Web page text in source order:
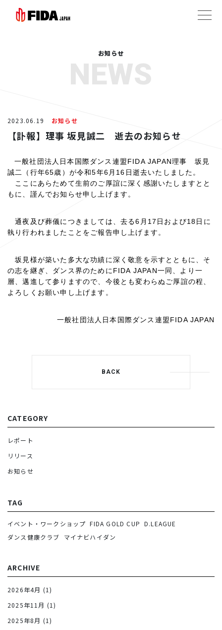
お知らせ
NEWS
2023.06.19 お知らせ
【訃報】理事 坂見誠二 逝去のお知らせ
一般社団法人日本国際ダンス連盟FIDA JAPAN理事 坂見
誠二（行年65歳）が令和5年6 月 16 日逝去いたしました。
ここにあらためて生前のご厚誼に深く感謝いたしますとと
もに、謹んでお知らせ申し上げます。
通夜及び葬儀につきましては、去る6 月 17 日および18日に
執り行われましたことをご報告申し上げます。
坂見様が築いた多大な功績に深く敬意を示すとともに、そ
の志を継ぎ、ダンス界のために FIDA JAPAN一同、より一
層、邁進して参りますので、今後とも変わらぬご厚誼の程、
よろしくお願い申し上げます。
一般社団法人日本国際ダンス連盟FIDA JAPAN
BACK
CATEGORY
レポート
リリース
お知らせ
TAG
イベント・ワークショップ FIDA GOLD CUP D.LEAGUE
ダンス健康クラブ
マイナビハイダン
ARCHIVE
2026年4月 (1)
2025年11月 (1)
2025年8月 (1)